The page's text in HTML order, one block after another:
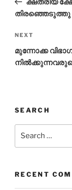
ക്ഷത്രീയ
തിരഞ്ഞെടുത്തു
Next
Post
NEXT
മുന്നോക്ക
SEARCH
RECENT